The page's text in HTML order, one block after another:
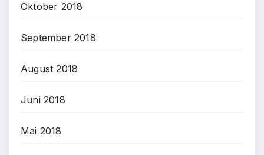
Oktober 2018
September 2018
August 2018
Juni 2018
Mai 2018